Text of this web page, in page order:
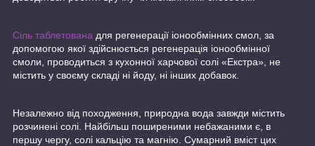
Сіль таблетована для регенерації іонообмінних смол, за
допомогою якої здійснюється регенерація іонообмінної
смоли, проводиться з кухонної харчової солі «Екстра», не
містить у своєму складі ні йоду, ні інших добавок.
Незалежно від походження, природна вода завжди містить
розчинені солі. Найбільш поширеними небажаними є, в
першу чергу, солі кальцію та магнію. Сумарний вміст цих